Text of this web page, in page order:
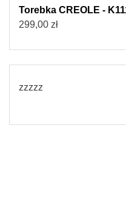
Torebka CREOLE -
299,00 zł
zzzzz